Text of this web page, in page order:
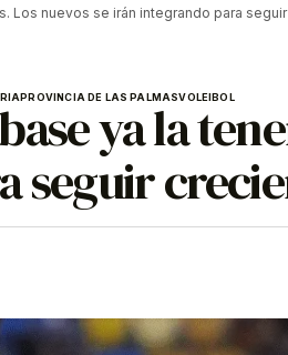
Los nuevos se irán integrando para
PROVINCIA DE LAS PALMASVOLEIBOL
ya la
seguir